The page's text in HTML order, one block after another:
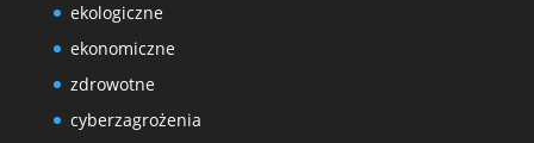
ekologiczne
ekonomiczne
zdrowotne
cyberzagrożenia